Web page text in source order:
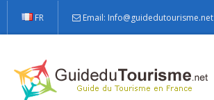
FR Email: Info@guidedutourisme.net